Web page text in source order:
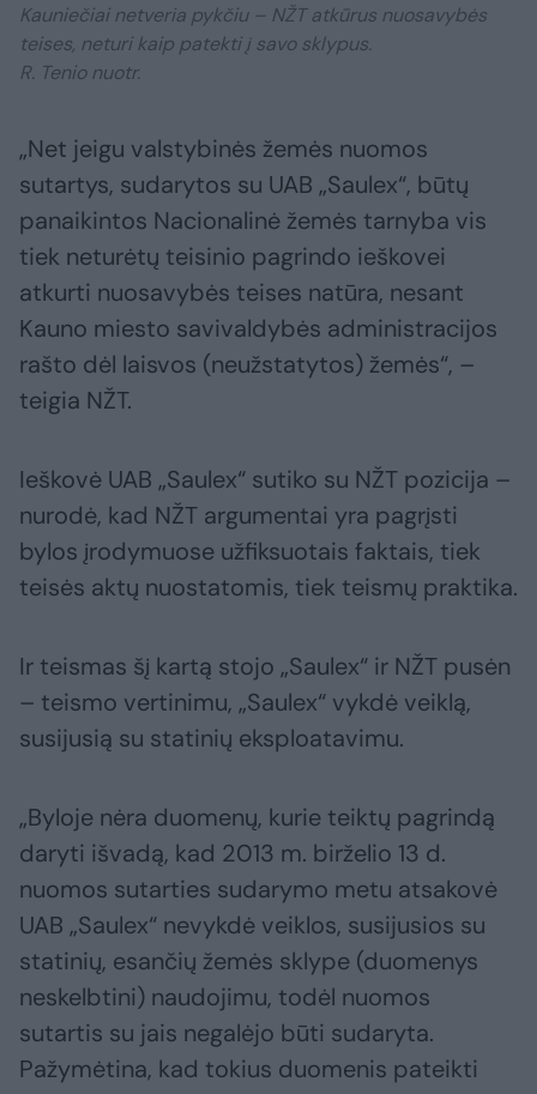
Kauniečiai netveria pykčiu – NŽT atkūrus nuosavybės
teises, neturi kaip patekti į savo sklypus.
R. Tenio nuotr.
„Net jeigu valstybinės žemės nuomos
sutartys, sudarytos su UAB „Saulex“, būtų
panaikintos Nacionalinė žemės tarnyba vis
tiek neturėtų teisinio pagrindo ieškovei
atkurti nuosavybės teises natūra, nesant
Kauno miesto savivaldybės administracijos
rašto dėl laisvos (neužstatytos) žemės“, –
teigia NŽT.
Ieškovė UAB „Saulex“ sutiko su NŽT pozicija –
nurodė, kad NŽT argumentai yra pagrįsti
bylos įrodymuose užfiksuotais faktais, tiek
teisės aktų nuostatomis, tiek teismų praktika.
Ir teismas šį kartą stojo „Saulex“ ir NŽT pusėn
– teismo vertinimu, „Saulex“ vykdė veiklą,
susijusią su statinių eksploatavimu.
„Byloje nėra duomenų, kurie teiktų pagrindą
daryti išvadą, kad 2013 m. birželio 13 d.
nuomos sutarties sudarymo metu atsakovė
UAB „Saulex“ nevykdė veiklos, susijusios su
statinių, esančių žemės sklype (duomenys
neskelbtini) naudojimu, todėl nuomos
sutartis su jais negalėjo būti sudaryta.
Pažymėtina, kad tokius duomenis pateikti